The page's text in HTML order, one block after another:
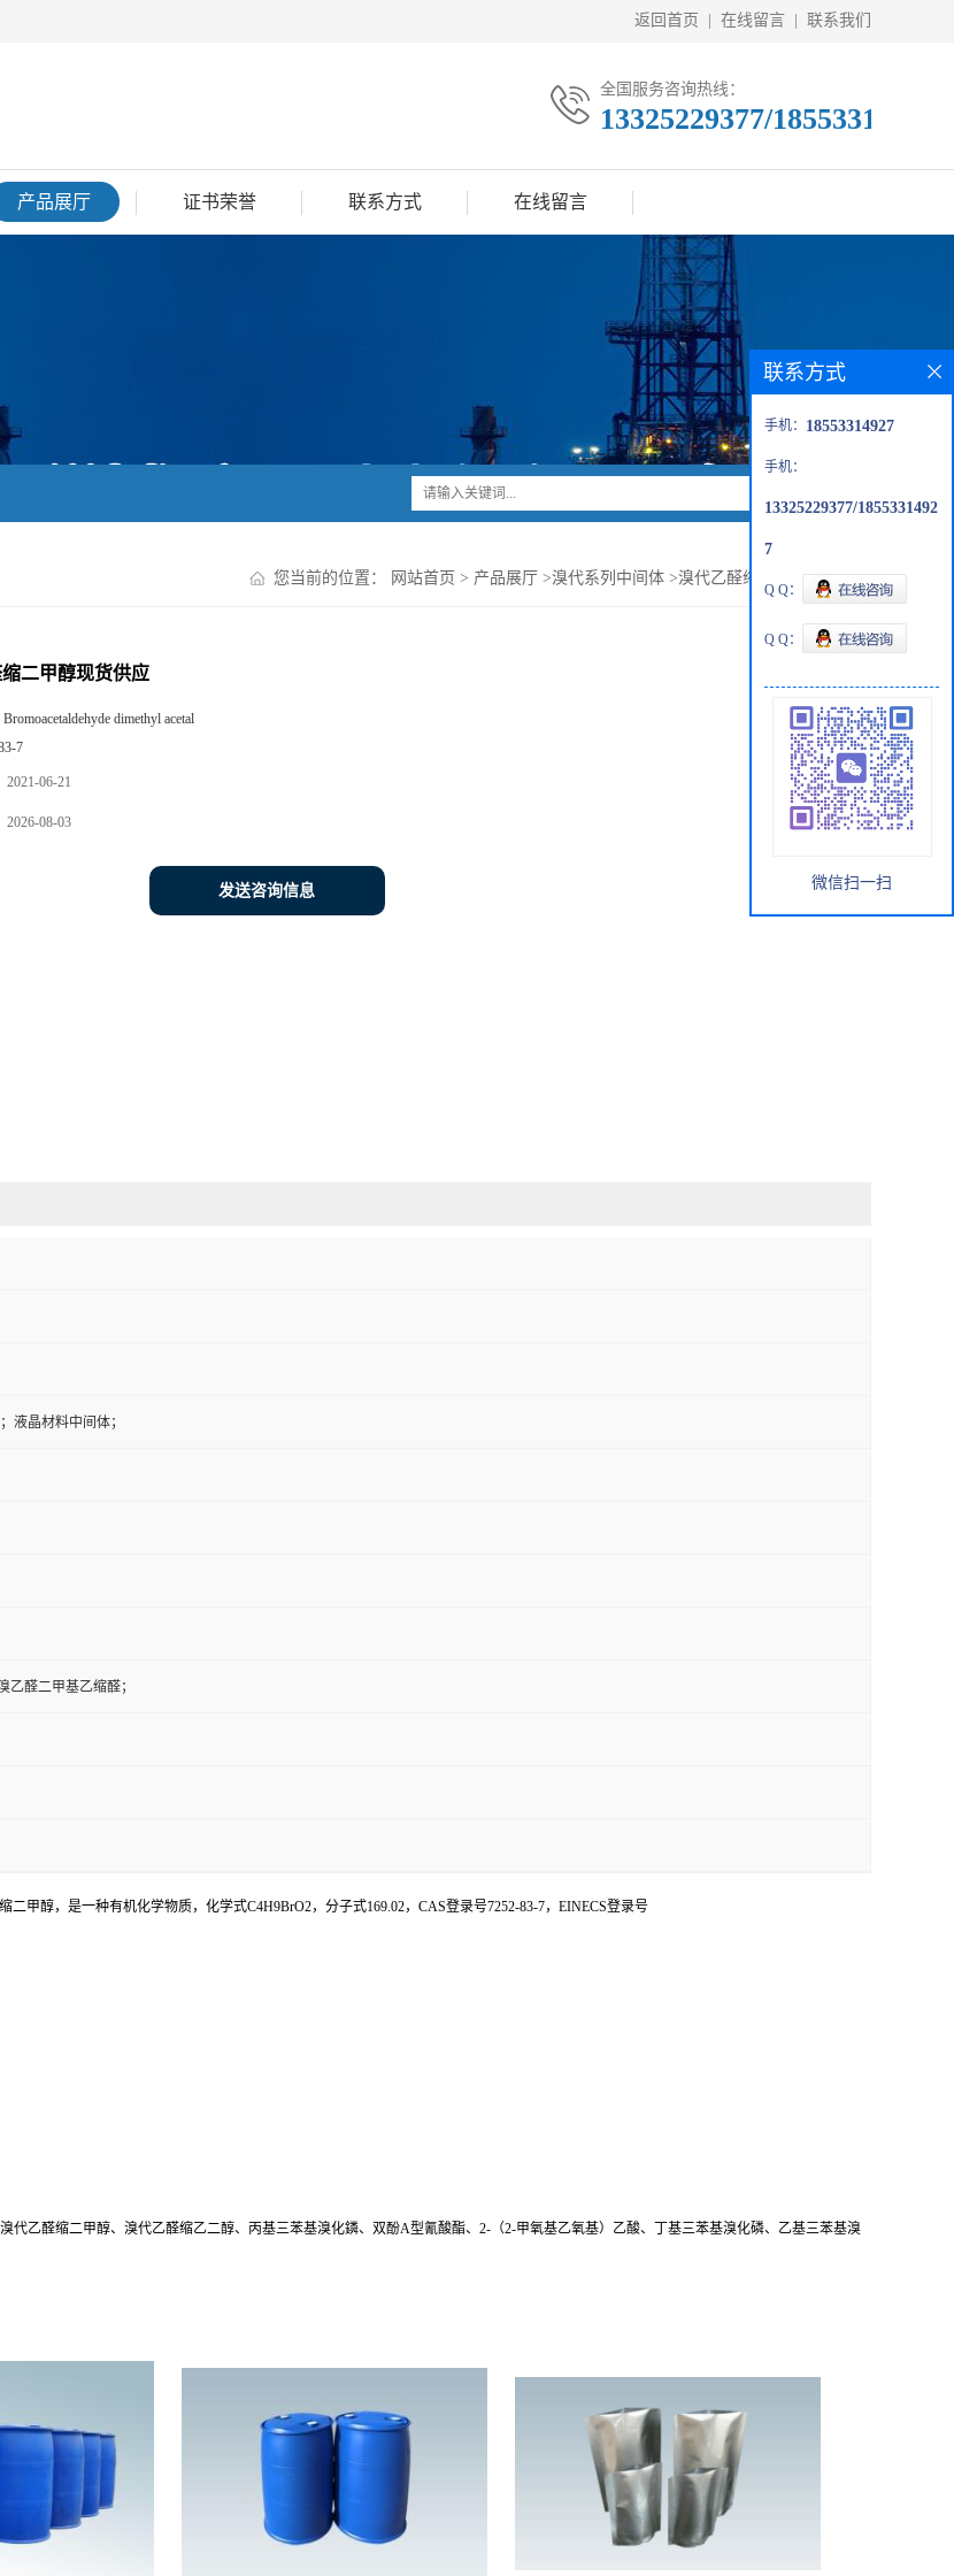
返回首页 在线留言 联系我们
全国服务咨询热线：
13325229377/18553314927
产品展厅 证书荣誉 联系方式 在线留言
您当前的位置： 网站首页 > 产品展厅 >溴代系列中间体 >溴代乙醛缩二甲醇现货供应
二甲醇现货供应
Bromoacetaldehyde dimethyl acetal
7
2021-06-21
2026-08-03
发送咨询信息
液晶材料中间体；
乙醛二甲基乙缩醛；
甲醇，是一种有机化学物质，化学式C4H9BrO2，分子式169.02，CAS登录号7252-83-7，EINECS登录号
乙醛缩二甲醇、溴代乙醛缩乙二醇、丙基三苯基溴化鏻、双酚A型氰酸酯、2-（2-甲氧基乙氧基）乙酸、丁基三苯基溴化磷、乙基三苯基溴
联系方式
手机： 18553314927
手机：
13325229377/1855331492
7
Q Q：
Q Q：
微信扫一扫